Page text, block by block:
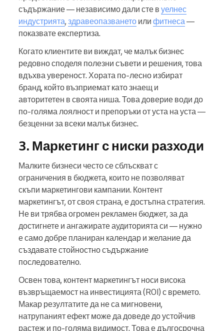
съдържание — независимо дали сте в уелнес
индустрията, здравеопазването или фитнеса—
показвате експертиза.
Когато клиентите ви виждат, че малък бизнес
редовно споделя полезни съвети и решения, това
вдъхва увереност. Хората по-лесно избират
бранд, който възприемат като знаещ и
авторитетен в своята ниша. Това доверие води до
по-голяма лоялност и препоръки от уста на уста —
безценни за всеки малък бизнес.
3. Маркетинг с ниски разходи
Малките бизнеси често се сблъскват с
ограничения в бюджета, които не позволяват
скъпи маркетингови кампании. Контент
маркетингът, от своя страна, е достъпна стратегия.
Не ви трябва огромен рекламен бюджет, за да
достигнете и ангажирате аудиторията си — нужно
е само добре планиран календар и желание да
създавате стойностно съдържание
последователно.
Освен това, контент маркетингът носи висока
възвръщаемост на инвестицията (ROI) с времето.
Макар резултатите да не са мигновени,
натрупаният ефект може да доведе до устойчив
растеж и по-голяма видимост. Това е дългосрочна